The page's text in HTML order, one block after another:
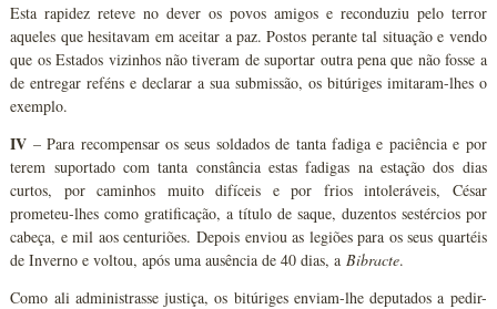
Esta rapidez reteve no dever os povos amigos e reconduziu pelo terror
aqueles que hesitavam em aceitar a paz. Postos perante tal situação e vendo
que os Estados vizinhos não tiveram de suportar outra pena que não fosse a
de entregar reféns e declarar a sua submissão, os bitúriges imitaram-lhes o
exemplo.
IV – Para recompensar os seus soldados de tanta fadiga e paciência e por
terem suportado com tanta constância estas fadigas na estação dos dias
curtos, por caminhos muito difíceis e por frios intoleráveis, César
prometeu-lhes como gratificação, a título de saque, duzentos sestércios por
cabeça, e mil aos centuriões. Depois enviou as legiões para os seus quartéis
de Inverno e voltou, após uma ausência de 40 dias, aBibracte.
Como ali administrasse justiça, os bitúriges enviam-lhe deputados a pedir-